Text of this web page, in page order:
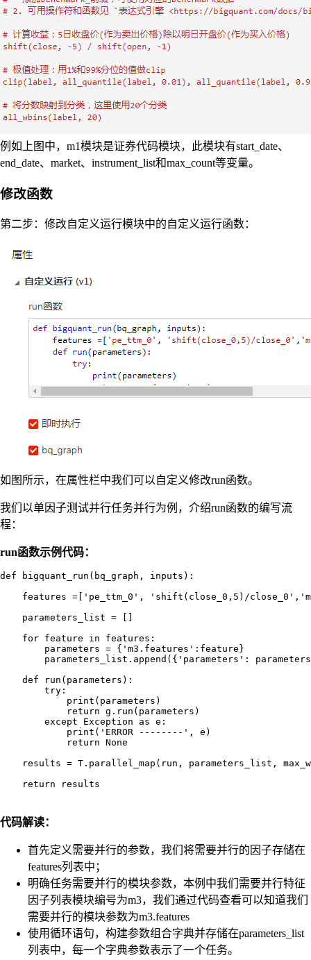
例如上图中，m1模块是证券代码模块，此模块有start_date、
end_date、market、instrument_list和max_count等变量。
修改函数
第二步：修改自定义运行模块中的自定义运行函数：
如图所示，在属性栏中我们可以自定义修改run函数。
我们以单因子测试并行任务并行为例，介绍run函数的编写流
程：
run函数示例代码：
def bigquant_run(bq_graph, inputs):
features =['pe_ttm_0', 'shift(close_0,5)/
    parameters_list = []
    for feature in features:
        parameters = {'m3.features':feature}
parameters_list.append({'parameters':
    def run(parameters):
        try:
            print(parameters)
            return g.run(parameters)
        except Exception as e:
            print('ERROR --------', e)
            return None
results = T.parallel_map(run, parameters_list,
代码解读：
首先定义需要并行的参数，我们将需要并行的因子存储在
features列表中；
明确任务需要并行的模块参数，本例中我们需要并行特征
因子列表模块编号为m3，我们通过代码查看可以知道我们
需要并行的模块参数为m3.features
使用循环语句，构建参数组合字典并存储在parameters_list
列表中，每一个字典参数表示了一个任务。